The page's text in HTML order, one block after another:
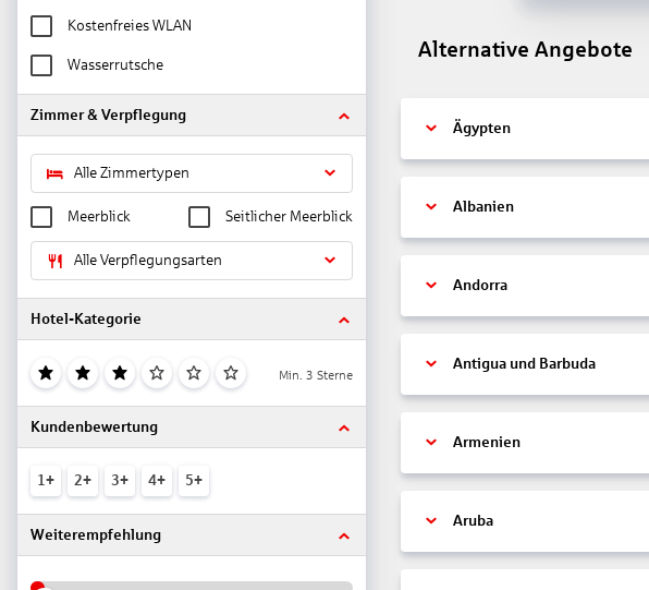
Kostenfreies WLAN
Wasserrutsche
Zimmer & Verpflegung
Alle Zimmertypen
Meerblick Seitlicher Meerblick
Alle Verpflegungsarten
Hotel-Kategorie
Min. 3 Sterne
Kundenbewertung
1+ 2+ 3+ 4+ 5+
Weiterempfehlung
Alternative Angebote
Ägypten
Albanien
Andorra
Antigua und Barbuda
Armenien
Aruba